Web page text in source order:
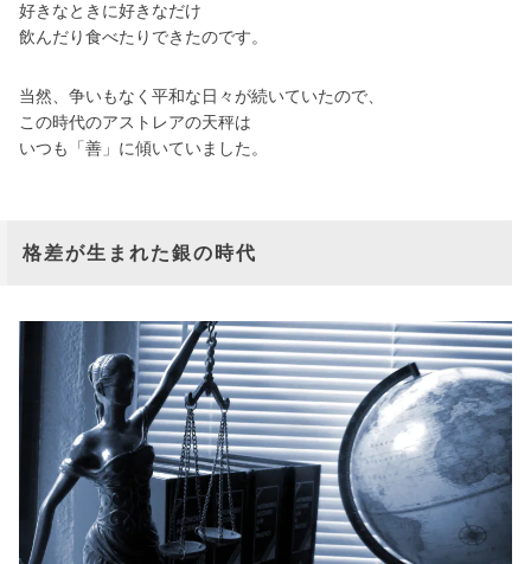
好きなときに好きなだけ
飲んだり食べたりできたのです。
当然、争いもなく平和な日々が続いていたので、
この時代のアストレアの天秤は
いつも「善」に傾いていました。
格差が生まれた銀の時代